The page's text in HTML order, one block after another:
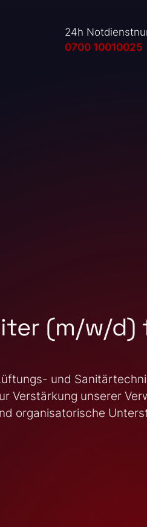
24h
0700 10010025
(m/w/d)
und
Verstärkung unserer
organisatorische